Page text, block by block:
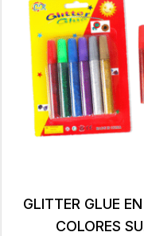
GLITTER GLUE
COLORES